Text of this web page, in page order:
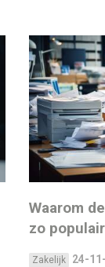
Waarom
zo
Zakelijk 24-